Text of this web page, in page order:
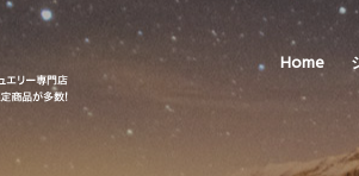
Home